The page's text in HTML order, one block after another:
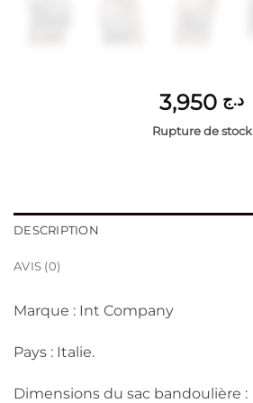
د.ج
Rupture de stock
DESCRIPTION
AVIS (0)
Marque : Int Company
Pays : Italie.
Dimensions du sac bandoulière :